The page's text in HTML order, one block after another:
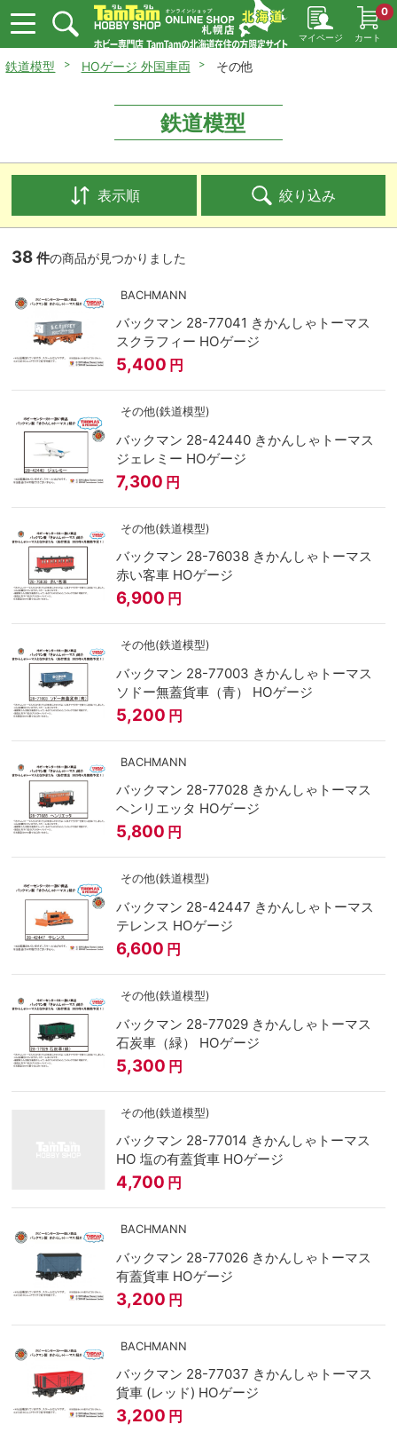
マイページ カート
0
鉄道模型 HOゲージ 外国車両 その他
鉄道模型
表示順 絞り込み
38 件の商品が見つかりました
BACHMANN
バックマン 28-77041 きかんしゃトーマス
スクラフィー HOゲージ
5,400 円
その他(鉄道模型)
バックマン 28-42440 きかんしゃトーマス
ジェレミー HOゲージ
7,300 円
その他(鉄道模型)
バックマン 28-76038 きかんしゃトーマス
赤い客車 HOゲージ
6,900 円
その他(鉄道模型)
バックマン 28-77003 きかんしゃトーマス
ソドー無蓋貨車（青） HOゲージ
5,200 円
BACHMANN
バックマン 28-77028 きかんしゃトーマス
ヘンリエッタ HOゲージ
5,800 円
その他(鉄道模型)
バックマン 28-42447 きかんしゃトーマス
テレンス HOゲージ
6,600 円
その他(鉄道模型)
バックマン 28-77029 きかんしゃトーマス
石炭車（緑） HOゲージ
5,300 円
その他(鉄道模型)
バックマン 28-77014 きかんしゃトーマス
HO 塩の有蓋貨車 HOゲージ
4,700 円
BACHMANN
バックマン 28-77026 きかんしゃトーマス
有蓋貨車 HOゲージ
3,200 円
BACHMANN
バックマン 28-77037 きかんしゃトーマス
貨車 (レッド) HOゲージ
3,200 円